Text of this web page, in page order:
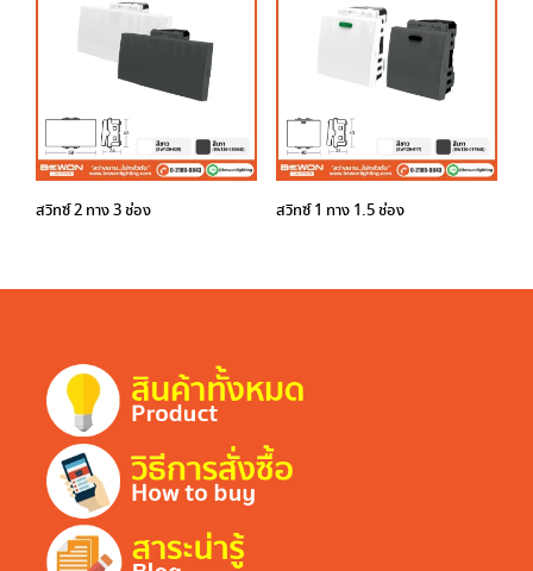
สวิทซ์ 2 ทาง 3 ช่อง สวิทซ์ 1 ทาง 1.5 ช่อง